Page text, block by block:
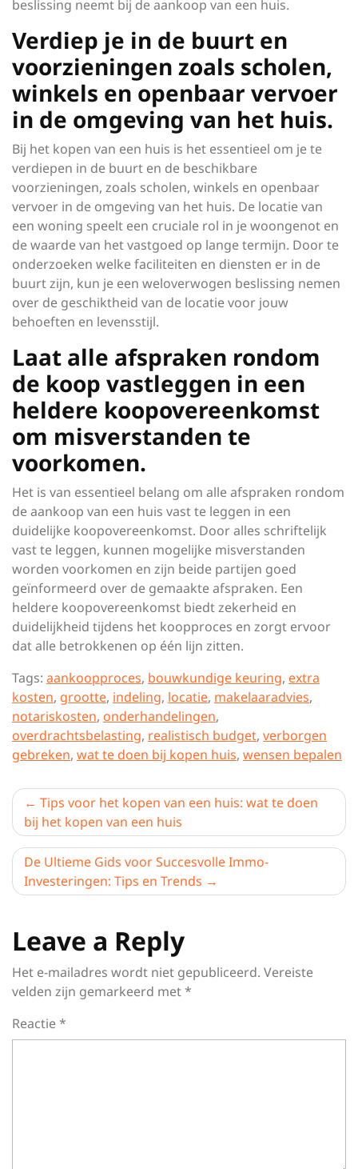
beslissing neemt bij de aankoop van een huis.
Verdiep je in de buurt en
voorzieningen zoals scholen,
winkels en openbaar vervoer
in de omgeving van het huis.
Bij het kopen van een huis is het essentieel om je te
verdiepen in de buurt en de beschikbare
voorzieningen, zoals scholen, winkels en openbaar
vervoer in de omgeving van het huis. De locatie van
een woning speelt een cruciale rol in je woongenot en
de waarde van het vastgoed op lange termijn. Door te
onderzoeken welke faciliteiten en diensten er in de
buurt zijn, kun je een weloverwogen beslissing nemen
over de geschiktheid van de locatie voor jouw
behoeften en levensstijl.
Laat alle afspraken rondom
de koop vastleggen in een
heldere koopovereenkomst
om misverstanden te
voorkomen.
Het is van essentieel belang om alle afspraken rondom
de aankoop van een huis vast te leggen in een
duidelijke koopovereenkomst. Door alles schriftelijk
vast te leggen, kunnen mogelijke misverstanden
worden voorkomen en zijn beide partijen goed
geïnformeerd over de gemaakte afspraken. Een
heldere koopovereenkomst biedt zekerheid en
duidelijkheid tijdens het koopproces en zorgt ervoor
dat alle betrokkenen op één lijn zitten.
Tags: aankoopproces, bouwkundige keuring, extra
kosten, grootte, indeling, locatie, makelaaradvies,
notariskosten, onderhandelingen,
overdrachtsbelasting, realistisch budget, verborgen
gebreken, wat te doen bij kopen huis, wensen bepalen
Berichtnavigatie
Tips voor het kopen van een huis: wat te doen
bij het kopen van een huis
De Ultieme Gids voor Succesvolle Immo-
Investeringen: Tips en Trends
Leave a Reply
Het e-mailadres wordt niet gepubliceerd. Vereiste
velden zijn gemarkeerd met*
Reactie*